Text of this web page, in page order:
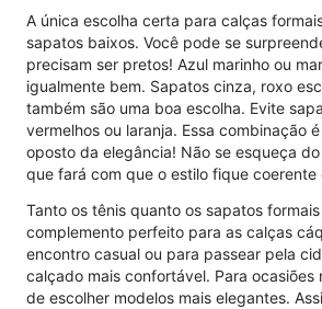
A única escolha certa para calças
sapatos baixos. Você pode se
precisam ser pretos! Azul marinho ou
igualmente bem. Sapatos cinza, roxo
também são uma boa escolha. Evite
vermelhos ou laranja. Essa combinação
oposto da elegância! Não se esqueça
que fará com que o estilo fique coerente
Tanto os tênis quanto os sapatos
complemento perfeito para as calças
encontro casual ou para passear pela
calçado mais confortável. Para ocasiões
de escolher modelos mais elegantes.